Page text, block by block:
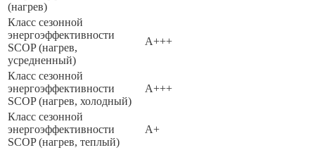
(нагрев)
Класс сезонной
энергоэффективности
SCOP (нагрев,
усредненный)
A+++
Класс сезонной
энергоэффективности
SCOP (нагрев, холодный)
A+++
Класс сезонной
энергоэффективности
SCOP (нагрев, теплый)
A+